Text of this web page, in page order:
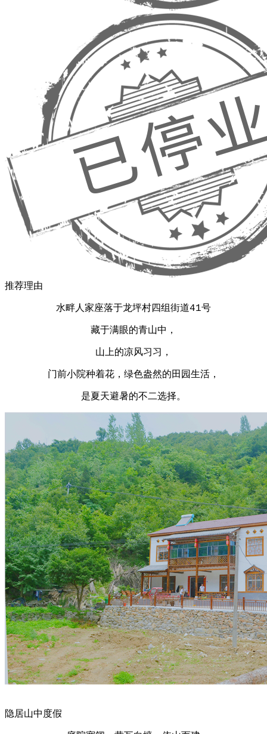
推荐理由
水畔人家座落于龙坪村四组街道41号
藏于满眼的青山中，
山上的凉风习习，
门前小院种着花，绿色盎然的田园生活，
是夏天避暑的不二选择。
隐居山中度假